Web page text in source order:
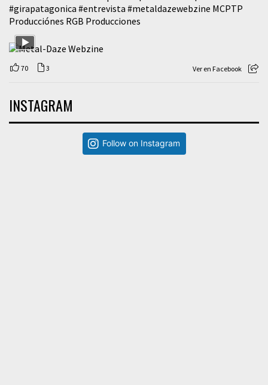
#girapatagonica #entrevista #metaldazewebzine MCPTP
Producciónes RGB Producciones
70 3 Ver en Facebook
INSTAGRAM
Follow on Instagram